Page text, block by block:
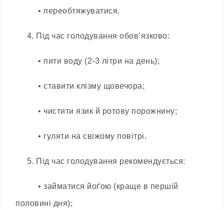
• переобтяжуватися.
4. Під час голодування обов’язково:
• пити воду (2-3 літри на день);
• ставити клізму щовечора;
• чистити язик й ротову порожнину;
• гуляти на свіжому повітрі.
5. Під час голодування рекомендується:
• займатися йоґою (краще в першій
половині дня);